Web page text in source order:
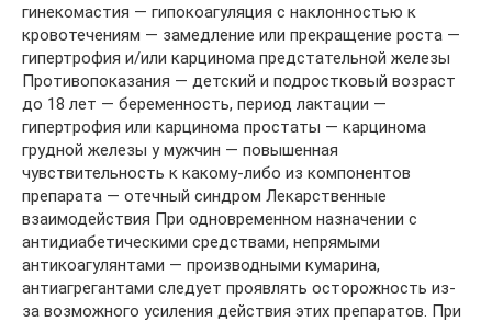
гинекомастия — гипокоагуляция с наклонностью к
кровотечениям — замедление или прекращение роста —
гипертрофия и/или карцинома предстательной железы
Противопоказания — детский и подростковый возраст
до 18 лет — беременность, период лактации —
гипертрофия или карцинома простаты — карцинома
грудной железы у мужчин — повышенная
чувствительность к какому-либо из компонентов
препарата — отечный синдром Лекарственные
взаимодействия При одновременном назначении с
антидиабетическими средствами, непрямыми
антикоагулянтами — производными кумарина,
антиагрегантами следует проявлять осторожность из-
за возможного усиления действия этих препаратов. При